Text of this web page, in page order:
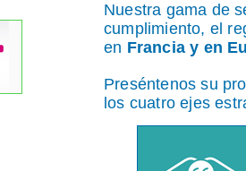
Nuestra gama de
cumplimiento, el
en Francia y en
Preséntenos su
los cuatro ejes